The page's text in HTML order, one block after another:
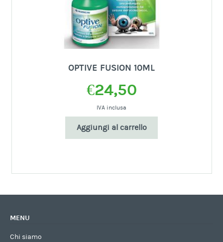
OPTIVE FUSION 10ML
€24,50
IVA inclusa
Aggiungi al carrello
MENU
Chi siamo